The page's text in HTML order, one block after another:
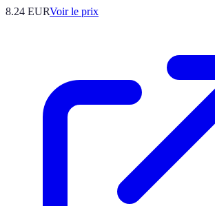
8.24 EURVoir le prix